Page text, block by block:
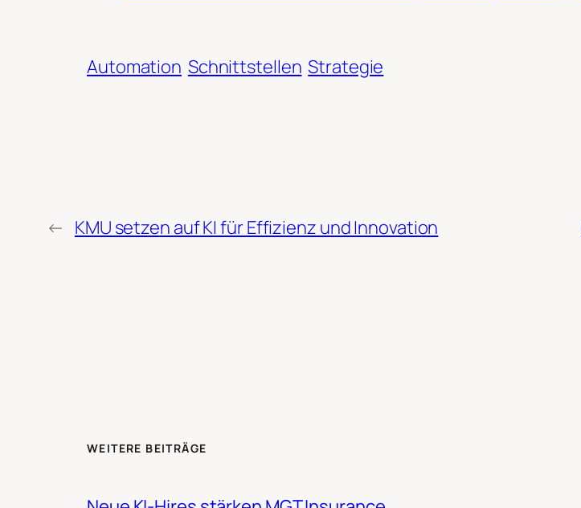
Automation Schnittstellen Strategie
← KMU setzen auf KI für Effizienz und Innovation
WEITERE BEITRÄGE